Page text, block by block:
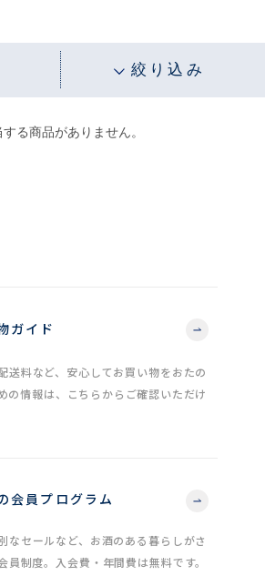
絞り込み
する商品がありません。
ガイド
送料など、安心してお買い物をおたの
の情報は、こちらからご確認いただけ
会員プログラム
なセールなど、お酒のある暮らしがさ
員制度。入会費・年間費は無料です。